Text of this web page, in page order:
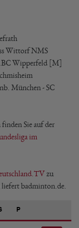
Wittorf NMS
Wipperfeld [M]
München - SC
Sie auf der
im
zu
liefert badminton.de.
P